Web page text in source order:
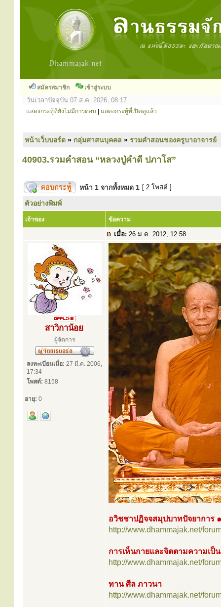
สมัครสมาชิก เข้าสู่ระบบ
วันเวลาปัจจุบัน 07 ส.ค. 2026, 08:17
แสดงกระทู้ที่ยังไม่มีการตอบ แสดงกระทู้ที่เปิดดูแล้ว
หน้าเว็บบอร์ด » กลุ่มศาสนบุคคล » รวมคำสอนของครูบาอาจารย์
40903.รวมคำสอน “หลวงปู่คำดี ปภาโส”
หน้า 1 จากทั้งหมด 1 [ 2 โพสต์ ]
ตัวอย่างพิมพ์
เจ้าของ ข้อความ
เมื่อ: 26 ม.ค. 2012, 12:58
สาวิกาน้อย
ผู้จัดการ
ลงทะเบียนเมื่อ: 27 มี.ค. 2006,
17:34
โพสต์: 8158
อายุ: 0
อวิชชาปฏิจจสมุปบาทปัจยาการ
http://www.dhammajak.net/
การเห็นกายและจิตตามความเป็
http://www.dhammajak.net/
ทาน ศีล ภาวนา
http://www.dhammajak.net/